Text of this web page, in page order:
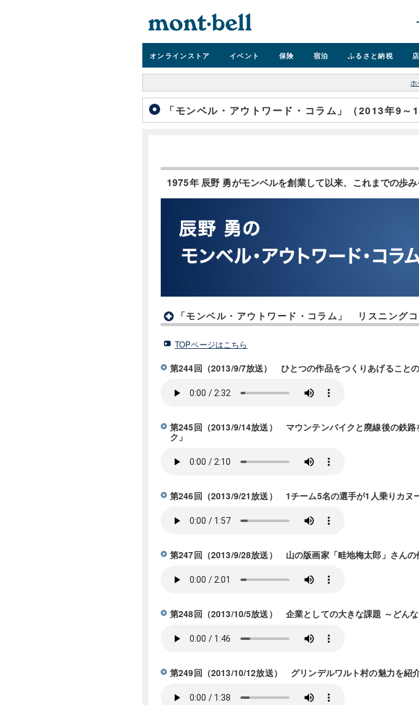
オンラインストア イベント 保険 宿泊 ふるさと納税
ホ
「モンベル・アウトワード・コラム」（2013年9～
1975年 辰野 勇がモンベルを創業して以来、これまでの歩み
「モンベル・アウトワード・コラム」 リスニング
TOPページはこちら
第244回（2013/9/7放送） ひとつの作品をつくりあげること
第245回（2013/9/14放送） マウンテンバイクと廃線後の鉄路
ク」
第246回（2013/9/21放送） 1チーム5名の選手が1人乗りカヌ
第247回（2013/9/28放送） 山の版画家「畦地梅太郎」さんの
第248回（2013/10/5放送） 企業としての大きな課題 ～どん
第249回（2013/10/12放送） グリンデルワルト村の魅力を紹